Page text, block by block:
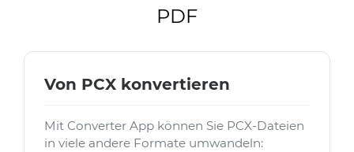
PDF
Von PCX konvertieren
Mit Converter App können Sie PCX-Dateien
in viele andere Formate umwandeln: